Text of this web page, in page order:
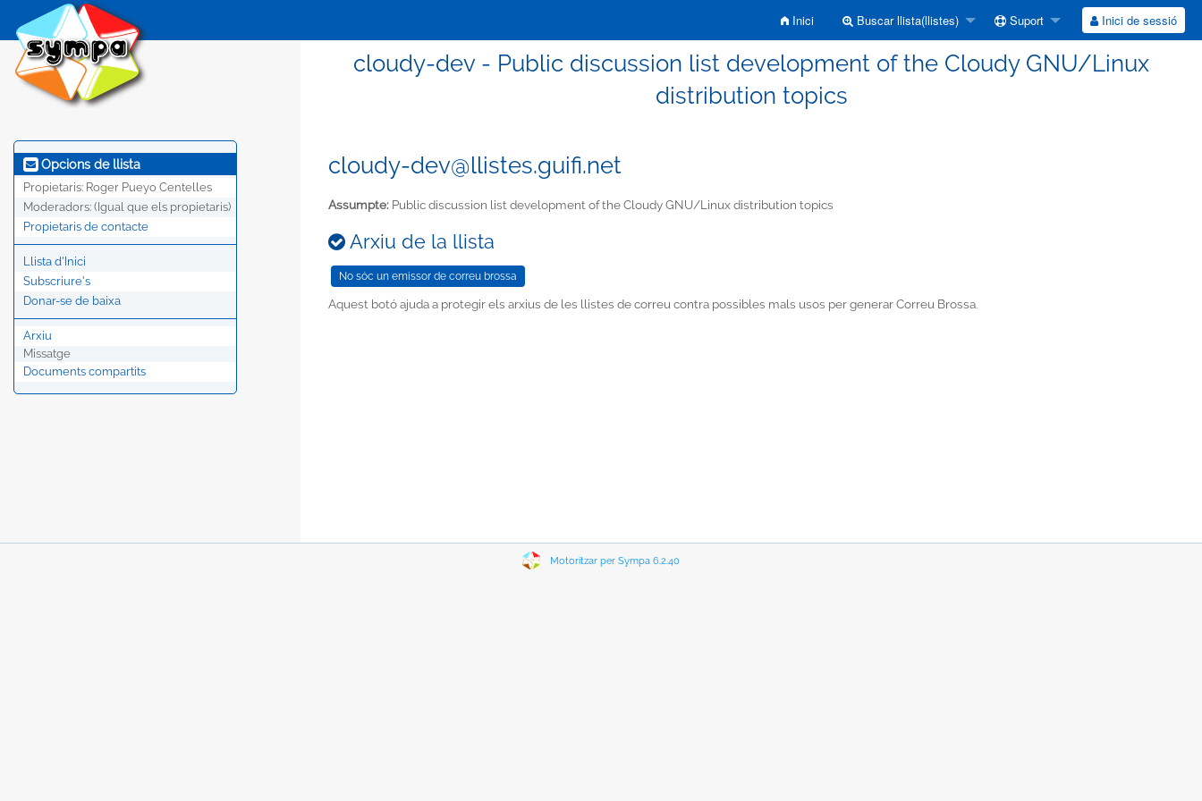
Inici Buscar llista(llistes) Suport Inici de sessió
cloudy-dev - Public discussion list development of the Cloudy GNU/Linux
distribution topics
Opcions de llista
Propietaris: Roger Pueyo Centelles
Moderadors: (Igual que els propietaris)
Propietaris de contacte
Llista d'Inici
Subscriure's
Donar-se de baixa
Arxiu
Missatge
Documents compartits
cloudy-dev@llistes.guifi.net
Assumpte: Public discussion list development of the Cloudy GNU/Linux distribution topics
Arxiu de la llista
Aquest botó ajuda a protegir els arxius de les llistes de correu contra possibles mals usos per generar Correu Brossa.
Motoritzar per Sympa 6.2.40